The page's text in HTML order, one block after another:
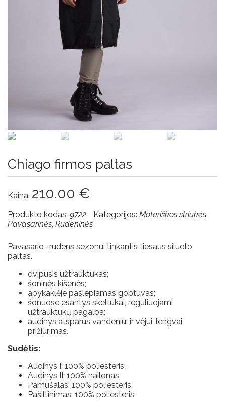
Chiago firmos paltas
Kaina: 210.00 €
Produkto kodas: 9722 Kategorijos: Moteriškos striukės,
Pavasarinės, Rudeninės
Pavasario- rudens sezonui tinkantis tiesaus silueto
paltas.
dvipusis užtrauktukas;
šoninės kišenės;
apykaklėje paslepiamas gobtuvas;
šonuose esantys skeltukai, reguliuojami
užtrauktukų pagalba;
audinys atsparus vandeniui ir vėjui, lengvai
prižiūrimas.
Sudėtis:
Audinys I: 100% poliesteris,
Audinys II: 100% nailonas,
Pamušalas: 100% poliesteris,
Pašiltinimas: 100% poliesteris